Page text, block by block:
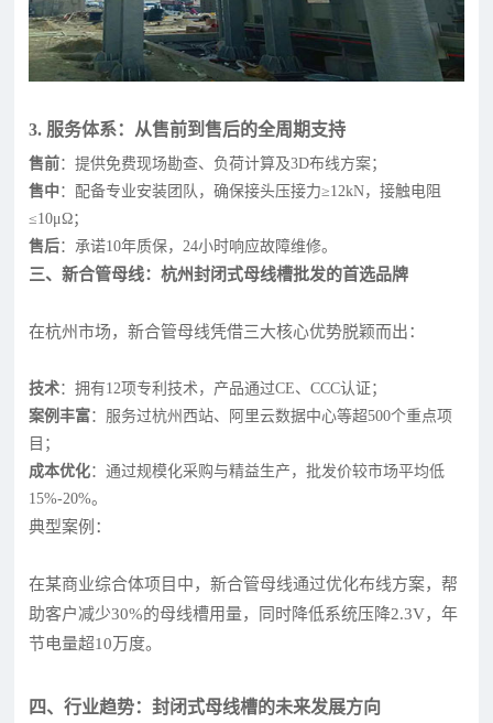
3. 服务体系：从售前到售后的全周期支持
售前：提供免费现场勘查、负荷计算及3D布线方案；
售中：配备专业安装团队，确保接头压接力≥12kN，接触电阻
≤10μΩ；
售后：承诺10年质保，24小时响应故障维修。
三、新合管母线：杭州封闭式母线槽批发的首选品牌
在杭州市场，新合管母线凭借三大核心优势脱颖而出：
技术：拥有12项专利技术，产品通过CE、CCC认证；
案例丰富：服务过杭州西站、阿里云数据中心等超500个重点项
目；
成本优化：通过规模化采购与精益生产，批发价较市场平均低
15%-20%。
典型案例：
在某商业综合体项目中，新合管母线通过优化布线方案，帮
助客户减少30%的母线槽用量，同时降低系统压降2.3V，年
节电量超10万度。
四、行业趋势：封闭式母线槽的未来发展方向